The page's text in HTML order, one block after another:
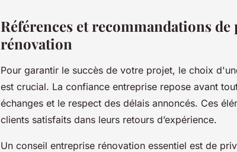
Références et recommandations
rénovation
Pour garantir le succès de votre projet, le choix
est crucial. La confiance entreprise repose avant
échanges et le respect des délais annoncés. Ces
clients satisfaits dans leurs retours d’expérience.
Un conseil entreprise rénovation essentiel est de